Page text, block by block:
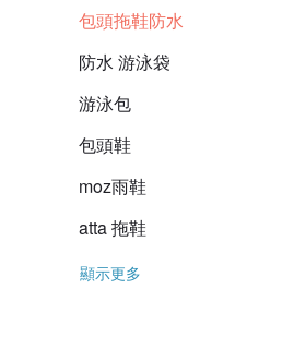
包頭拖鞋防水
防水 游泳袋
游泳包
包頭鞋
moz雨鞋
atta 拖鞋
顯示更多